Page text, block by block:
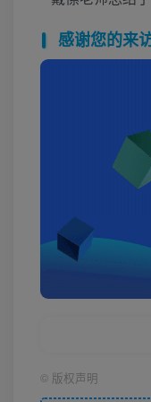
感谢您的来
© 版权声明